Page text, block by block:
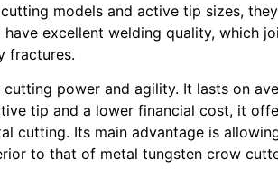
models and active tip sizes,
excellent welding quality, which
fractures.
cutting power and agility. It lasts on
tip and a lower financial cost, it
cutting. Its main advantage is
to that of metal tungsten crow